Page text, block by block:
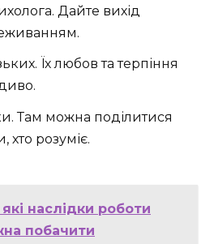
Дайте вихід
Їх любов та терпіння
Там можна поділитися
хто розуміє.
наслідки роботи
побачити